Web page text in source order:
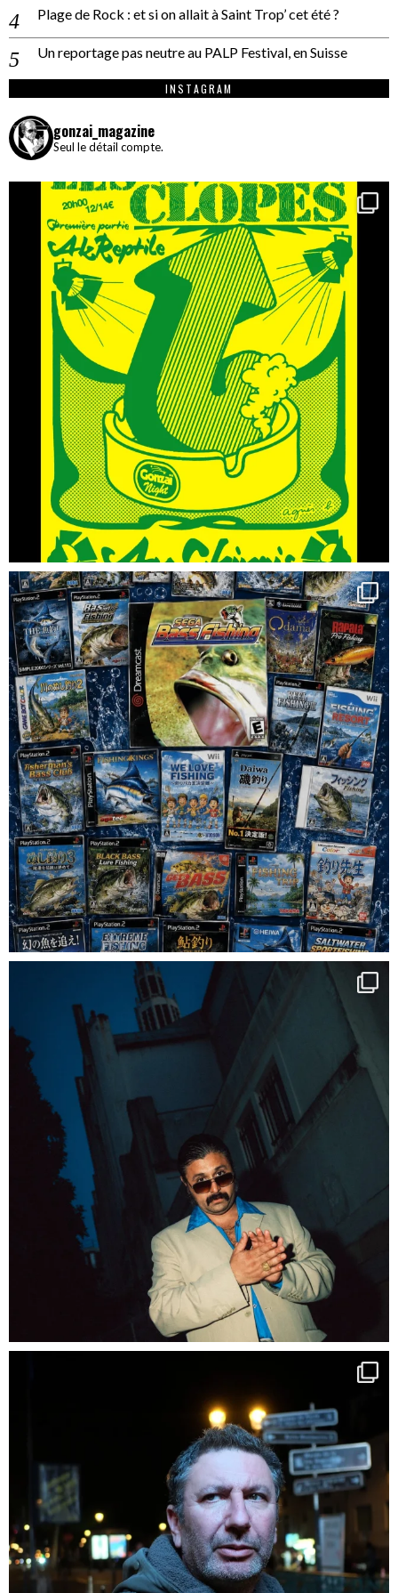
Plage de Rock : et si on allait à Saint Trop’ cet été ?
Un reportage pas neutre au PALP Festival, en Suisse
INSTAGRAM
gonzai_magazine
Seul le détail compte.